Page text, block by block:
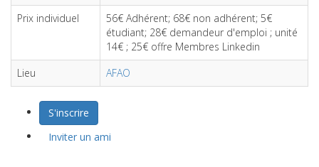
Prix individuel
56€ Adhérent; 68€ non adhérent; 5€
étudiant; 28€ demandeur d'emploi ; unité
14€ ; 25€ offre Membres Linkedin
Lieu
AFAO
S'inscrire
Inviter un ami